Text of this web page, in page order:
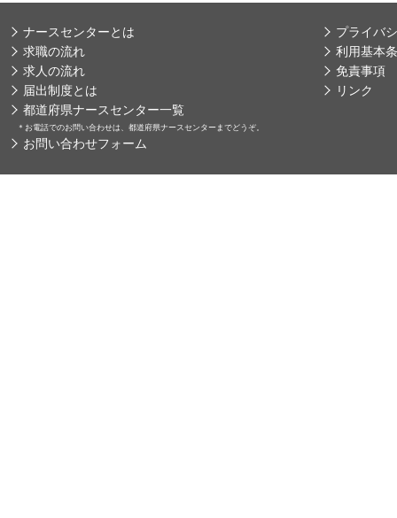
ナースセンターとは
求職の流れ
求人の流れ
届出制度とは
都道府県ナースセンター一覧
＊ お電話でのお問い合わせは、都道府県ナースセンターまでどうぞ。
お問い合わせフォーム
プライバ
利用基本
免責事項
リンク